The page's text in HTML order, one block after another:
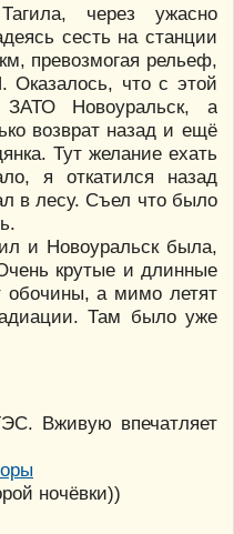
через ужасно
сесть на станции
превозмогая рельеф,
что с этой
Новоуральск, а
возврат назад и ещё
Тут желание ехать
я откатился назад
в лесу. Съел что было
и Новоуральск была,
крутые и длинные
обочины, а мимо летят
Там было уже
Вживую впечатляет
ночёвки))